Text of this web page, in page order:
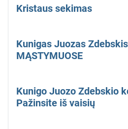
Kristaus sekimas
Kunigas Juozas
MĄSTYMUOSE
Kunigo Juozo Zdebskio
Pažinsite iš vaisių